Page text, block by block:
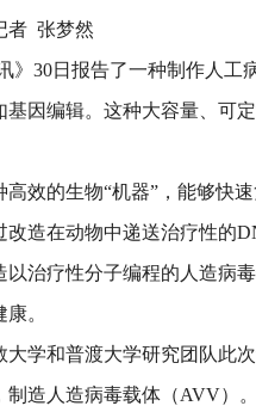
者 张梦然
讯》30日报告了一种制作人
基因编辑。这种大容量、可
高效的生物“机器”，能够快
改造在动物中递送治疗性的
以治疗性分子编程的人造病
。
大学和普渡大学研究团队此
制造人造病毒载体（AVV）